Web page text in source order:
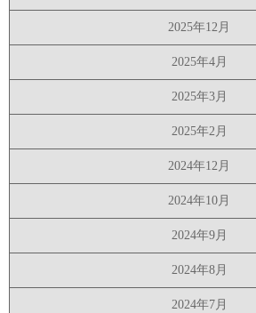
2025年12月
2025年4月
2025年3月
2025年2月
2024年12月
2024年10月
2024年9月
2024年8月
2024年7月